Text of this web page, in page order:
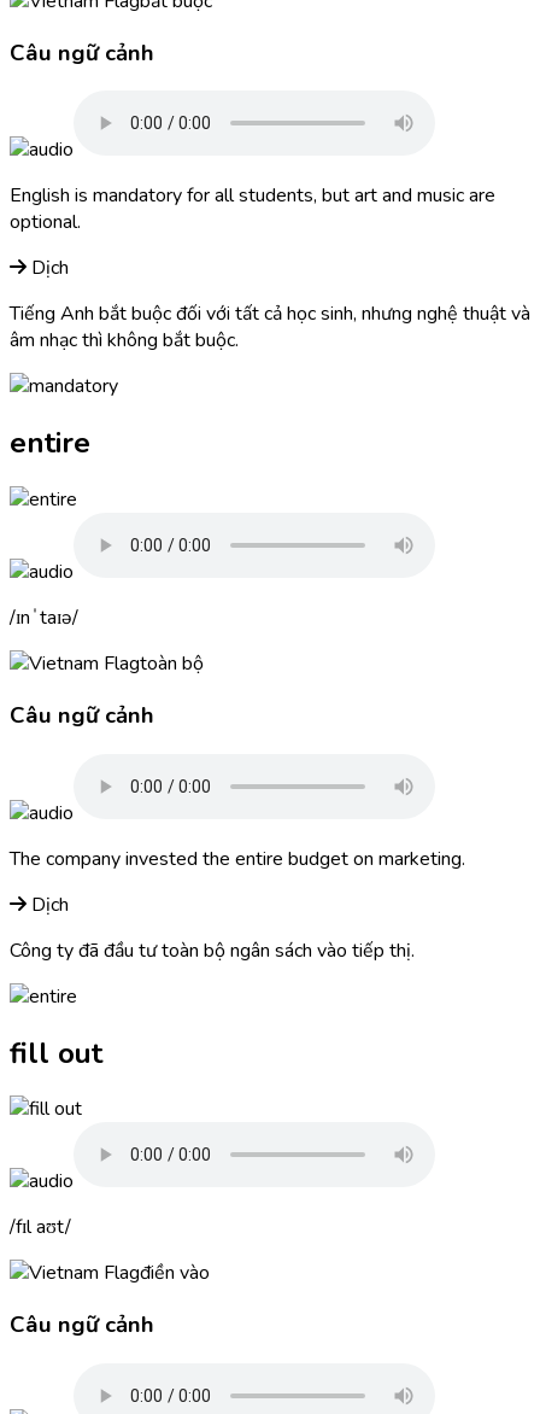
Câu ngữ cảnh
English is mandatoryfor all students, but art and music are
optional.
Dịch
Tiếng Anh bắt buộc đối với tất cả học sinh, nhưng nghệ thuật và
âm nhạc thì không bắt buộc.
entire
ɪnˈtaɪə
toàn bộ
Câu ngữ cảnh
The company invested the entire budget on marketing.
Dịch
Công ty đã đầu tư toàn bộ ngân sách vào tiếp thị.
fill out
fɪl aʊt
điền vào
Câu ngữ cảnh